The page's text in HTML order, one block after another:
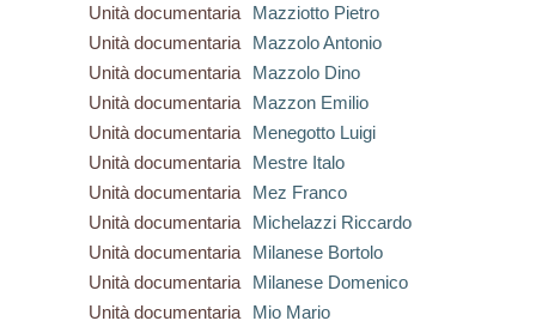
Unità documentaria
Mazziotto Pietro
Unità documentaria
Mazzolo Antonio
Unità documentaria
Mazzolo Dino
Unità documentaria
Mazzon Emilio
Unità documentaria
Menegotto Luigi
Unità documentaria
Mestre Italo
Unità documentaria
Mez Franco
Unità documentaria
Michelazzi Riccardo
Unità documentaria
Milanese Bortolo
Unità documentaria
Milanese Domenico
Unità documentaria
Mio Mario